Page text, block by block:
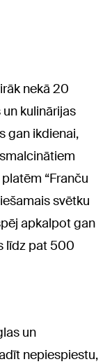
nekā 20
kulinārijas
gan ikdienai,
“Franču
svētku
apkalpot gan
līdz pat 500
un
nepiespiestu,